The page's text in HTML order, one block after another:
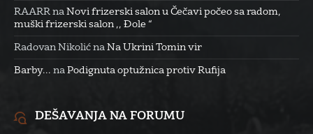
RAARR na Novi frizerski salon u Čečavi počeo sa radom,
muški frizerski salon ,, Đole “
Radovan Nikolić na Na Ukrini Tomin vir
Barby... na Podignuta optužnica protiv Rufija
DEŠAVANJA NA FORUMU